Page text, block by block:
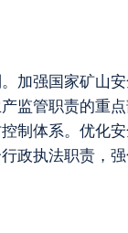
加强国家矿山
监管职责的重
制体系。优化
政执法职责，